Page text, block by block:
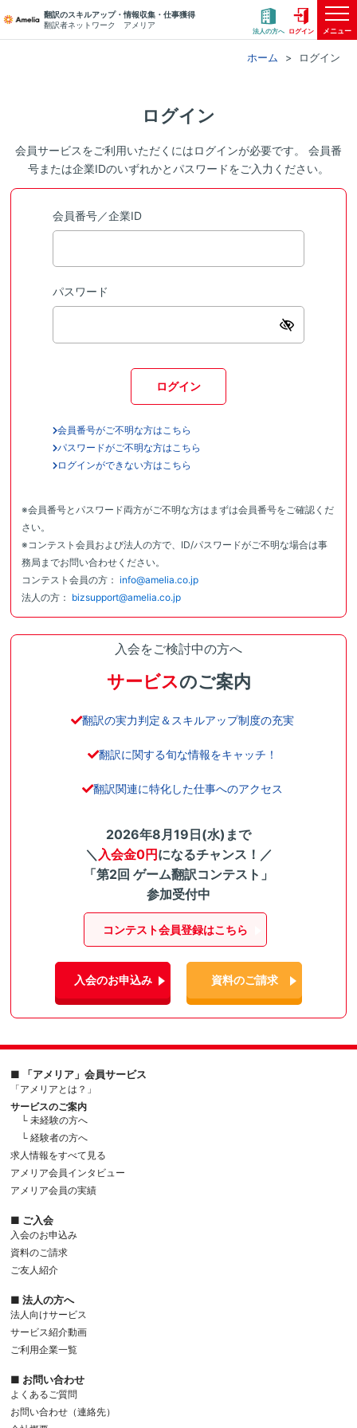
翻訳のスキルアップ・情報収集・仕事獲得
翻訳者ネットワーク アメリア
法人の方へ ログイン メニュー
ホーム ログイン
ログイン
会員サービスをご利用いただくにはログインが必要です。 会員番
号または企業IDのいずれかとパスワードをご入力ください。
会員番号／企業ID
パスワード
ログイン
会員番号がご不明な方はこちら
パスワードがご不明な方はこちら
ログインができない方はこちら
※会員番号とパスワード両方がご不明な方はまずは会員番号をご確認くだ
さい。
※コンテスト会員および法人の方で、ID/パスワードがご不明な場合は事
務局までお問い合わせください。
コンテスト会員の方： info@amelia.co.jp
法人の方： bizsupport@amelia.co.jp
入会をご検討中の方へ
サービスのご案内
翻訳の実力判定＆スキルアップ制度の充実
翻訳に関する旬な情報をキャッチ！
翻訳関連に特化した仕事へのアクセス
2026年8月19日(水)まで
＼ 入会金0円になるチャンス！／
「第2回 ゲーム翻訳コンテスト」
参加受付中
コンテスト会員登録はこちら
入会のお申込み 資料のご請求
■ 「アメリア」会員サービス
「アメリアとは？」
サービスのご案内
└ 未経験の方へ
└ 経験者の方へ
求人情報をすべて見る
アメリア会員インタビュー
アメリア会員の実績
■ ご入会
入会のお申込み
資料のご請求
ご友人紹介
■ 法人の方へ
法人向けサービス
サービス紹介動画
ご利用企業一覧
■ お問い合わせ
よくあるご質問
お問い合わせ（連絡先）